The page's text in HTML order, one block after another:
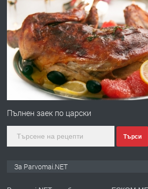
ПРЕДЛАГА Работа за общи
ПРЕДЛАГА
Първи поход "По
Пълнен заек по царски
Търси
За Parvomai.NET